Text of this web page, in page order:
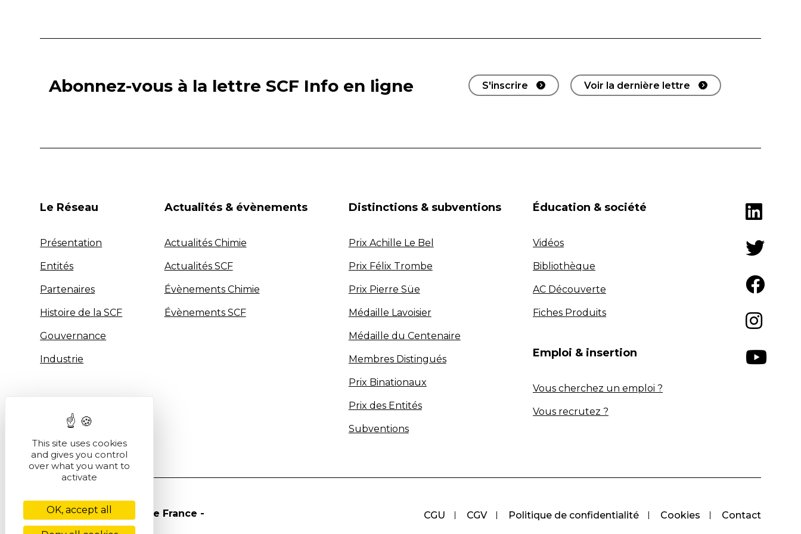
Abonnez-vous à la lettre SCF Info en ligne S'inscrire Voir la dernière lettre
Le Réseau
Présentation
Entités
Partenaires
Histoire de la SCF
Gouvernance
Industrie
Actualités & évènements
Actualités Chimie
Actualités SCF
Évènements Chimie
Évènements SCF
Distinctions & subventions
Prix Achille Le Bel
Prix Félix Trombe
Prix Pierre Süe
Médaille Lavoisier
Médaille du Centenaire
Membres Distingués
Prix Binationaux
Prix des Entités
Subventions
Éducation & société
Vidéos
Bibliothèque
AC Découverte
Fiches Produits
Emploi & insertion
Vous cherchez un emploi ?
Vous recrutez ?
CGU CGV Politique de confidentialité Cookies Contact
© Société Chimique de France -
This site uses cookies
and gives you control
over what you want to
activate
OK, accept all